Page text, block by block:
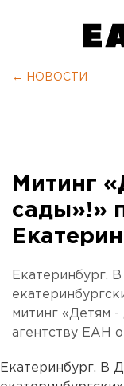
← НОВОСТИ
Митинг
сады»!»
Екатеринбург.
митинг «Детям
агентству ЕАН
Екатеринбург. В